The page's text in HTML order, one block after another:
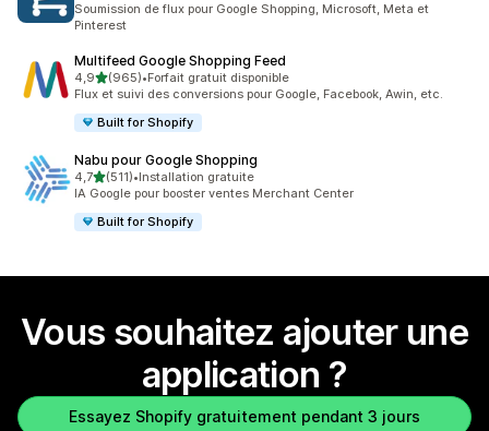
Soumission de flux pour Google Shopping, Microsoft, Meta et
Pinterest
Multifeed Google Shopping Feed
4,9étoile(s) sur 5
(965)
965 avis au total
•Forfait gratuit disponible
Flux et suivi des conversions pour Google, Facebook, Awin, etc.
Built for Shopify
Nabu pour Google Shopping
4,7étoile(s) sur 5
(511)
511 avis au total
•Installation gratuite
IA Google pour booster ventes Merchant Center
Built for Shopify
Vous souhaitez ajouter une
application ?
Essayez Shopify gratuitement pendant 3 jours